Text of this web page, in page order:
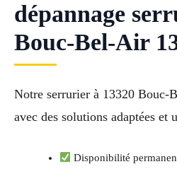
dépannage
Bouc-Bel-Air
Notre serrurier à 13320 Bouc-
avec des solutions adaptées et
Disponibilité